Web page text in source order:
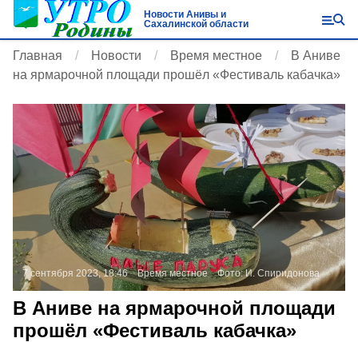
Новости Анивы и
Сахалинской области
Главная Новости Время местное
В Аниве
на ярмарочной площади прошёл «Фестиваль кабачка»
7 сентября 2023, 18:46 Время местное Фото:И. Спиридонова
В Аниве на ярмарочной площади
прошёл «Фестиваль кабачка»